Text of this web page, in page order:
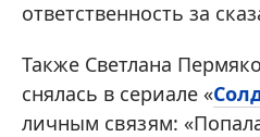
ответственность за
Также Светлана
снялась в сериале «
личным связям: